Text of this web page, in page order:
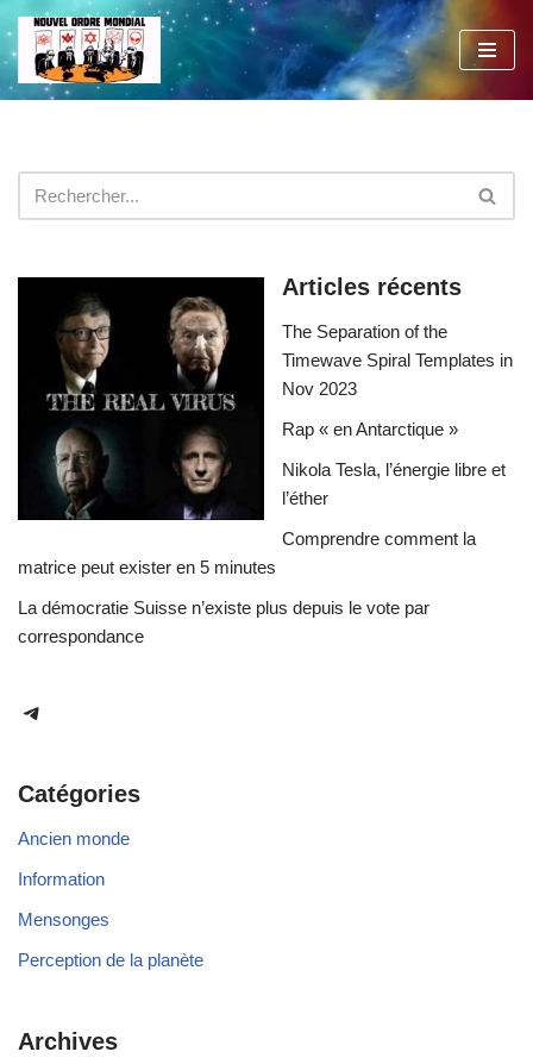
Aller
au
Articles récents
The Separation of the
Timewave Spiral Templates in
Nov 2023
Rap « en Antarctique »
Nikola Tesla, l’énergie libre et
l’éther
Comprendre comment la
matrice peut exister en 5 minutes
La démocratie Suisse n’existe plus depuis le vote par
correspondance
Catégories
Ancien monde
Information
Mensonges
Perception de la planète
Archives